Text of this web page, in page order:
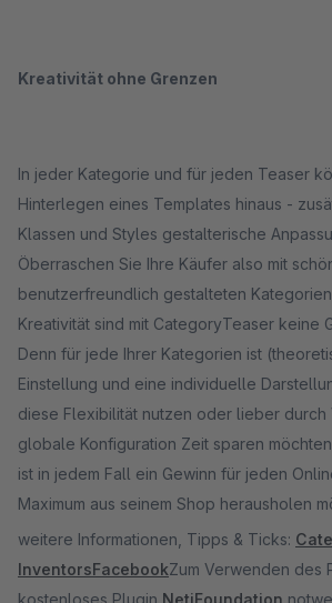
Kreativität ohne Grenzen
In jeder Kategorie und für jeden Teaser
Hinterlegen eines Templates hinaus -
Klassen und Styles gestalterische
Öberraschen Sie Ihre Käufer also mit
benutzerfreundlich gestalteten
Kreativität sind mit CategoryTeaser keine
Denn für jede Ihrer Kategorien ist
Einstellung und eine individuelle
diese Flexibilität nutzen oder lieber durch
globale Konfiguration Zeit sparen
ist in jedem Fall ein Gewinn für jeden
Maximum aus seinem Shop herausholen
weitere Informationen, Tipps & Ticks:
InventorsFacebookZum Verwenden des
kostenloses Plugin NetiFoundation